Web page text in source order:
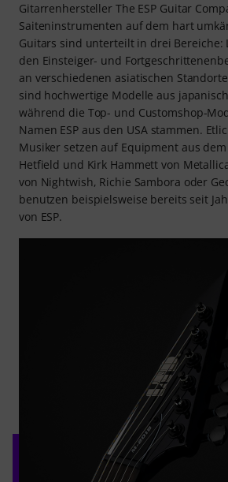
Gitarrenhersteller The ESP Guitar
Saiteninstrumenten auf dem hart
Guitars sind unterteilt in drei Bereiche:
den Einsteiger- und
an verschiedenen asiatischen
sind hochwertige Modelle aus
während die Top- und Customshop-
Namen ESP aus den USA stammen.
Musiker setzen auf Equipment aus dem
Hetfield und Kirk Hammett von
von Nightwish, Richie Sambora oder
benutzen beispielsweise bereits seit
von ESP.